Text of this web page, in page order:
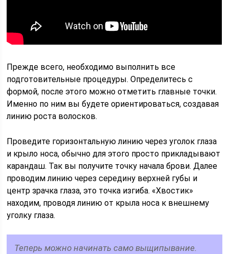
Прежде всего, необходимо выполнить все
подготовительные процедуры. Определитесь с
формой, после этого можно отметить главные точки.
Именно по ним вы будете ориентироваться, создавая
линию роста волосков.
Проведите горизонтальную линию через уголок глаза
и крыло носа, обычно для этого просто прикладывают
карандаш. Так вы получите точку начала брови. Далее
проводим линию через середину верхней губы и
центр зрачка глаза, это точка изгиба. «Хвостик»
находим, проводя линию от крыла носа к внешнему
уголку глаза.
Теперь можно начинать само выщипывание.